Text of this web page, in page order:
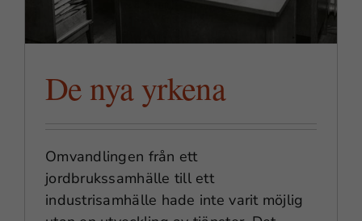
De nya yrkena
Omvandlingen från ett
jordbrukssamhälle till ett
industrisamhälle hade inte varit möjlig